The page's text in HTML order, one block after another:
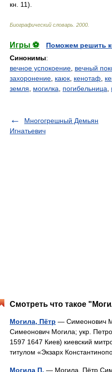
кн. 11).
Биографический словарь 2000
Игры ⚽
Поможем решить
Синонимы:
вечное успокоение вечный
захоронение каюк кенотаф
земля
могилка погибельница
Многогрешный Демьян
Игнатьевич
Смотреть что такое
Могила, Пётр — Симеонович
Симеонович Могила; укр.
1597 1647 Киев) киевский
титулом «Экзарх
Могила П. — Могила, Пётр